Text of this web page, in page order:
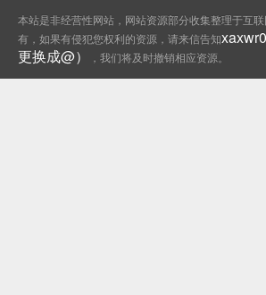
本站是非经营性网站，网站资源部分收集整理于互
有，如果有侵犯您权利的资源，请来信告知
更换成@）
，我们将及时撤销相应资源。